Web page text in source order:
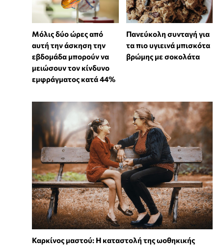
Μόλις δύο ώρες από
αυτή την άσκηση την
εβδομάδα μπορούν να
μειώσουν τον κίνδυνο
εμφράγματος κατά 44%
Πανεύκολη συνταγή για
τα πιο υγιεινά μπισκότα
βρώμης με σοκολάτα
Καρκίνος μαστού: Η καταστολή της ωοθηκικής